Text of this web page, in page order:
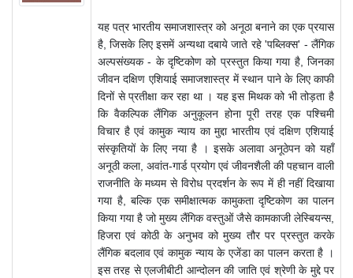
यह पत्र भारतीय समाजशास्त्र को अनूठा बनाने का एक प्रयास
है, जिसके लिए इसमें अन्यथा दबाये जाते रहे 'पब्लिक्स' - लैंगिक
अल्पसंख्यक - के दृष्टिकोण को प्रस्तुत किया गया है, जिनका
जीवन दक्षिण एशियाई समाजशास्त्र में स्थान पाने के लिए काफी
दिनों से प्रतीक्षा कर रहा था । यह इस मिथक को भी तोड़ता है
कि वैकल्पिक लैंगिक अनुकूलन होना पूरी तरह एक पश्चिमी
विचार है एवं कामुक न्याय का मुद्दा भारतीय एवं दक्षिण एशियाई
संस्कृतियों के लिए नया है । इसके अलावा अनूठेपन को यहाँ
अनूठी कला, अवांत-गार्ड प्रयोग एवं जीवनशैली की पहचान वाली
राजनीति के मध्यम से विरोध प्रदर्शन के रूप में ही नहीं दिखाया
गया है, बल्कि एक समीक्षात्मक कामुकता दृष्टिकोण का पालन
किया गया है जो मुख्य लैंगिक वस्तुओं जैसे कामकाजी लेस्बियन्स,
हिजरा एवं कोठी के अनुभव को मुख्य तौर पर प्रस्तुत करके
लैंगिक बदलाव एवं कामुक न्याय के एजेंडा का पालन करता है ।
इस तरह से एलजीबीटी आन्दोलन की जाति एवं श्रेणी के मुद्दे पर